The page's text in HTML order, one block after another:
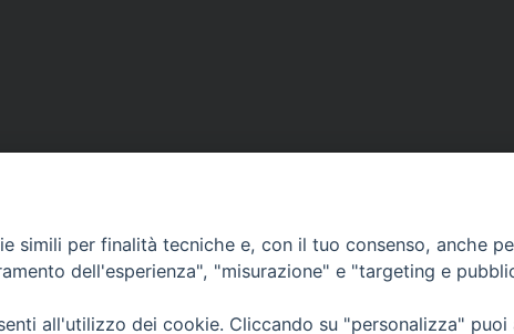
Ufficio Comunicazioni sociali
simili per finalità tecniche e, con il tuo consenso, anche
dell'esperienza", "misurazione" e "targeting e
all'utilizzo dei cookie. Cliccando su "personalizza"